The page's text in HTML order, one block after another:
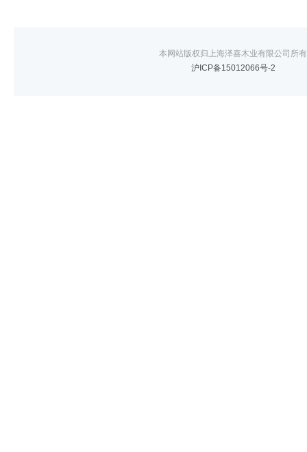
本网站版权归上海泽喜木业有限公司所有
沪ICP备15012066号-2